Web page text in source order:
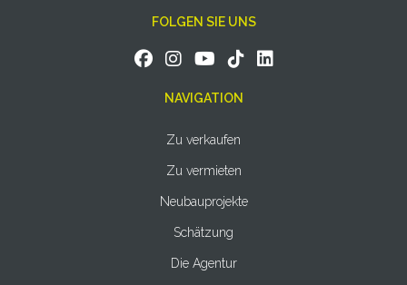
FOLGEN SIE UNS
NAVIGATION
Zu verkaufen
Zu vermieten
Neubauprojekte
Schätzung
Die Agentur